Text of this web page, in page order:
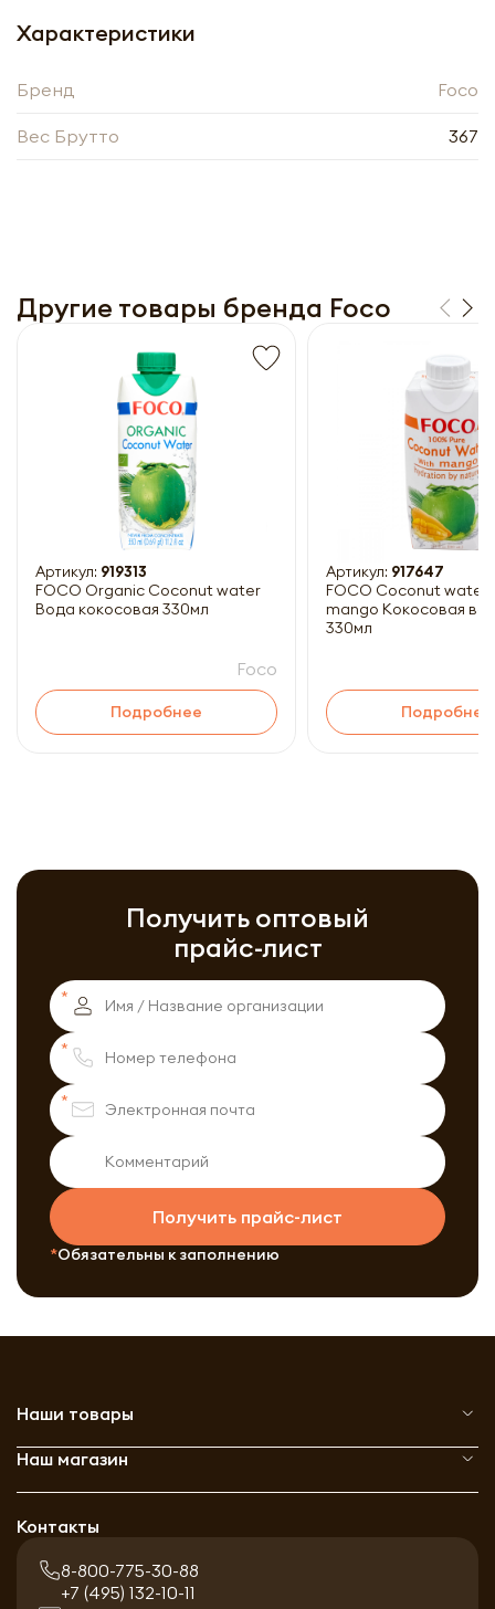
Характеристики
Бренд Foco
Вес Брутто 367
Другие товары бренда Foco
Артикул: 919313
FOCO Organic Coconut water
Вода кокосовая 330мл
Foco
Подробнее
Артикул: 917647
FOCO Coconut water
mango Кокосовая
330мл
Подробнее
Получить оптовый
прайс-лист
Получить прайс-лист
Обязательны к заполнению
Получить прайс-лист
Обязательны к заполнению
Наши товары
Наш магазин
Контакты
8-800-775-30-88
+7 (495) 132-10-11